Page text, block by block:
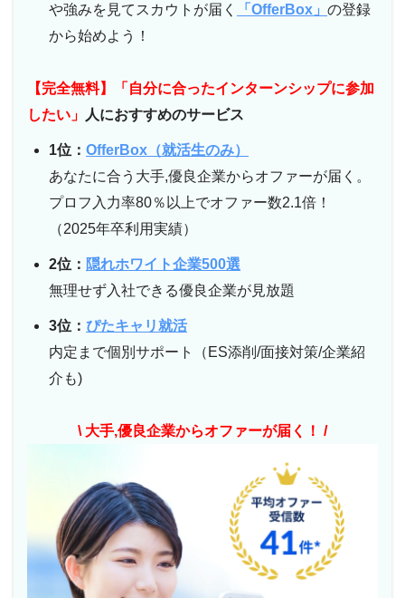
や強みを見てスカウトが届く
「OfferBox」 の登録
から始めよう！
【完全無料】「自分に合ったインターンシップに参加
したい」 人におすすめのサービス
1位： OfferBox（就活生のみ）
あなたに合う大手,優良企業からオファーが届く。
プロフ入力率80％以上でオファー数2.1倍！
（2025年卒利用実績）
2位： 隠れホワイト企業500選
無理せず入社できる優良企業が見放題
3位： ぴたキャリ就活
内定まで個別サポート（ES添削/面接対策/企業紹
介も)
\ 大手,優良企業からオファーが届く！ /